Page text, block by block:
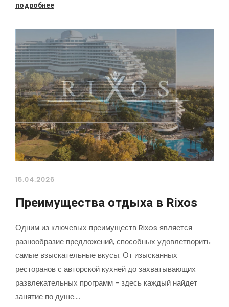
подробнее
15.04.2026
Преимущества отдыха в Rixos
Одним из ключевых преимуществ Rixos является
разнообразие предложений, способных удовлетворить
самые взыскательные вкусы. От изысканных
ресторанов с авторской кухней до захватывающих
развлекательных программ - здесь каждый найдет
занятие по душе.…